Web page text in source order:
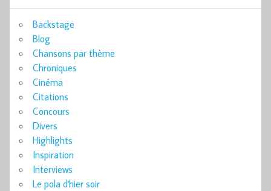
Backstage
Blog
Chansons par thème
Chroniques
Cinéma
Citations
Concours
Divers
Highlights
Inspiration
Interviews
Le pola d'hier soir